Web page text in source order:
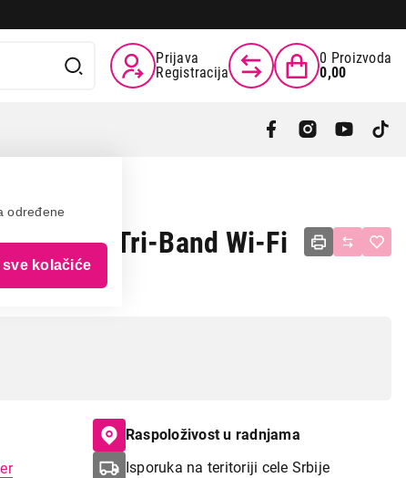
određene
sve kolačiće
Prijava
Registracija
0 Proizvoda
0,00
AiMesh Tri-Band Wi-Fi
Raspoloživost u radnjama
Isporuka na teritoriji cele Srbije